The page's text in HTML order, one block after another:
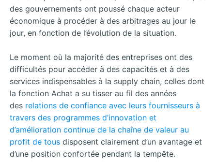
des gouvernements ont poussé chaque acteur
économique à procéder à des arbitrages au jour le
jour, en fonction de l’évolution de la situation.
Le moment où la majorité des entreprises ont des
difficultés pour accéder à des capacités et à des
services indispensables à la supply chain, celles dont
la fonction Achat a su tisser au fil des années
des relations de confiance avec leurs fournisseurs à
travers des programmes d’innovation et
d’amélioration continue de la chaîne de valeur au
profit de tous disposent clairement d’un avantage et
d’une position confortée pendant la tempête.